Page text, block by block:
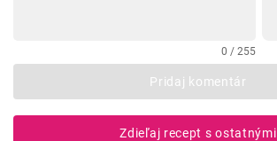
0 / 255
Pridaj komentár
Zdieľaj recept s ostatnými